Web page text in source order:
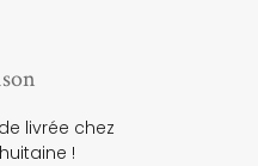
livrée chez
!